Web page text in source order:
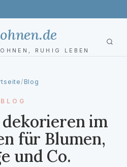
RUHIG LEBEN
/ Blog
BLOG
dekorieren im
für Blumen,
und Co.